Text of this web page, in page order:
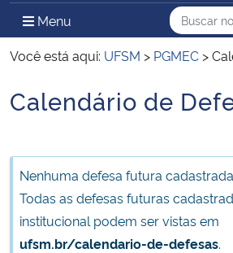
Ministério da Defesa
Ministério das Relações Exteriores
Ministério da Economia
Ministério da Agricultura, Pecuária e
Ministério da Educação
Menu Menu Principal do Sítio
Busca
Busca:
Você está aqui: UFSM > PGMEC >
Início do conteúdo
Calendário de
Nenhuma defesa futura
Todas as defesas futuras
institucional podem ser vistas em
ufsm.br/calendario-de-defesas.